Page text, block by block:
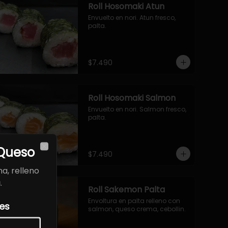
Roll Hosomaki Atun
Envuelto en nori. Atun fresco,
palta.
$7.490
Roll Hosomaki Salmon
Envuelto en nori. Salmon fresco,
palta.
$7.490
Roll Sakemon Palta
Envoltura en palta relleno con
salmon, queso crema, cebollin.
relleno
Close